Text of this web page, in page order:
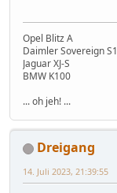
Opel Blitz A
Daimler Sovereign S1
Jaguar XJ-S
BMW K100
... oh jeh! ...
Dreigang
14. Juli 2023, 21:39:55